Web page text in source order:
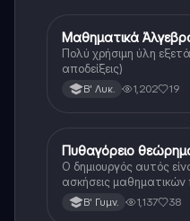
Μαθηματικά
Μαθηματικά
Πολύ χρήσιμη ύλη
αποδείξεις)
Β' Λυκ. 1,202 19
Μαθηματικά
Πυθαγόρειο
Ο δημιουργός αυτός
ασκήσεις
πυθαγόρειο θεώρημα.
μπορέσεις να την
Β' Γυμν. 1,137 38